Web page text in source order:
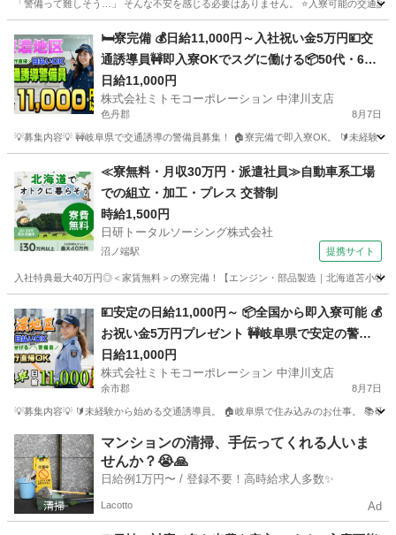
「警備って難しそう…」 そんな不安を感じる必要はありません。 ⭐入寮可能の交通誘
警備員 給料
🛏️寮完備 💰日給11,000円～入社祝い金5万円💴交
通誘導員🚧即入寮OKでスグに働ける📦50代・60
代の再就職を応援します🌸Web面接対応・履歴書
不要📱中津川市で安定収入と住まいを手に入れま
せんか🔑
日給11,000円
株式会社ミトモコーポレーション 中津川支店
色丹郡 8月7日
💡募集内容💡 🚧岐阜県で交通誘導の警備員募集！ 🏠寮完備で即入寮OK。 🔰未経験
警備員 給料
≪寮無料・月収30万円・派遣社員≫自動車系工場
での組立・加工・プレス 交替制
時給1,500円
日研トータルソーシング株式会社
沼ノ端駅 提携サイト
入社特典最大40万円◎＜家賃無料＞の寮完備！【エンジン・部品製造｜北海道苫小牧
苫小牧市 沼ノ端駅 その他
💴安定の日給11,000円～ 📦全国から即入寮可能 💰
お祝い金5万円プレゼント 🚧岐阜県で安定の警備
スタッフ 🚗赴任費用はしっかり会社補助 🔰未経験
でも安心の教育体制 💻自宅から便利なWeb面接 💸
日払い対応で急な出費も安心
日給11,000円
株式会社ミトモコーポレーション 中津川支店
余市郡 8月7日
💡募集内容💡 🔰未経験から始める交通誘導員。 🏠岐阜県で住み込みのお仕事。 📚研
北海道 余市郡 警備員 給料
マンションの清掃、手伝ってくれる人いま
せんか？😭🙏
日給例1万円〜 / 登録不要！高時給求人多数✨
Lacotto Ad